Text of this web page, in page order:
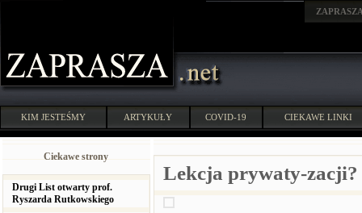
KIM JESTEŚMY ARTYKUŁY COVID-19 CIEKAWE LINKI
Ciekawe strony
Drugi List otwarty prof.
Ryszarda Rutkowskiego
Lekcja prywaty-zacji?